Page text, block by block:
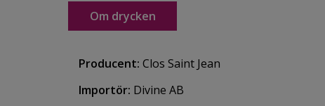
Om drycken
Producent: Clos Saint Jean
Importör: Divine AB